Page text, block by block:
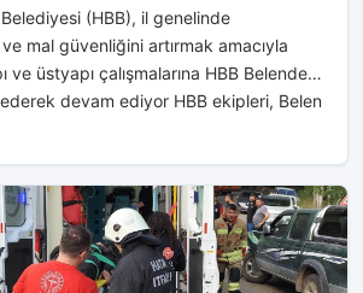
(HBB), il genelinde
mal güvenliğini artırmak amacıyla
ve üstyapı çalışmalarına HBB Belende
devam ediyor HBB ekipleri, Belen